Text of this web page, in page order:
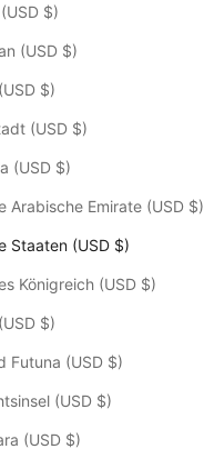
$)
(USD $)
$)
(USD $)
(USD $)
Arabische Emirate (USD $)
Staaten (USD $)
Königreich (USD $)
$)
Futuna (USD $)
(USD $)
(USD $)